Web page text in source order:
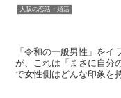
大阪の恋活・婚活
「令和の一般男性」を
が、これは「まさに自分
で女性側はどんな印象を